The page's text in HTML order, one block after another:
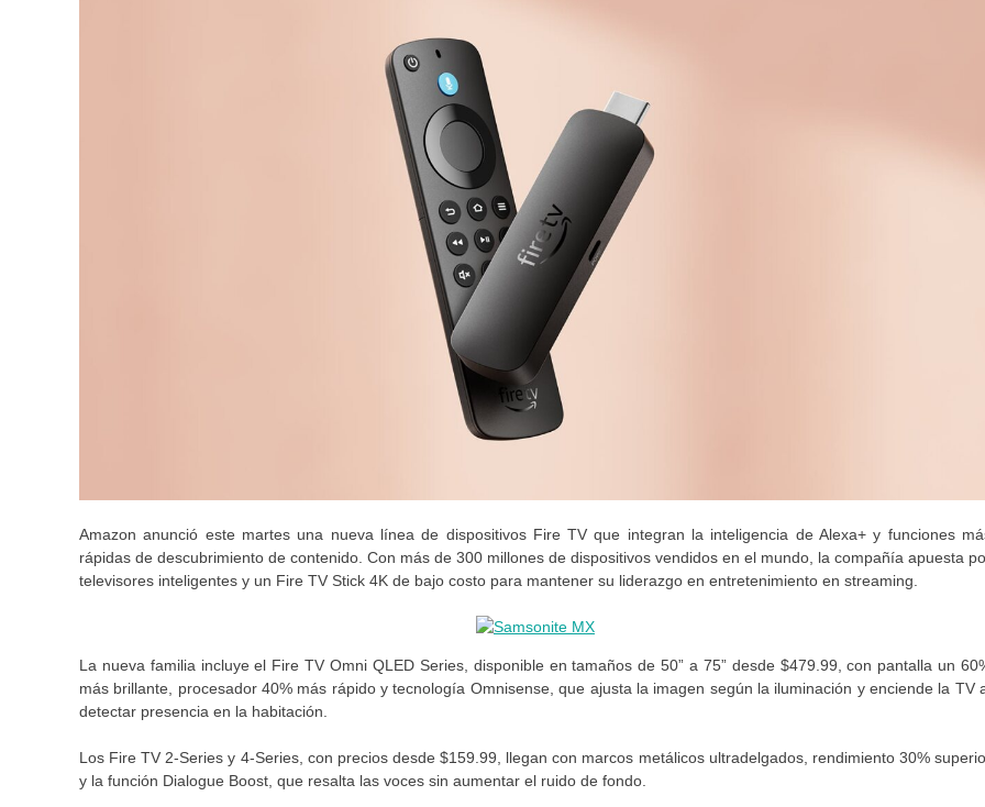
Amazon anunció este martes una nueva línea de dispositivos Fire TV que integran la inteligencia de Alexa+ y funciones
rápidas de descubrimiento de contenido. Con más de 300 millones de dispositivos vendidos en el mundo, la compañía apuesta
televisores inteligentes y un Fire TV Stick 4K de bajo costo para mantener su liderazgo en entretenimiento en streaming.
La nueva familia incluye el Fire TV Omni QLED Series, disponible en tamaños de 50” a 75” desde $479.99, con pantalla un
más brillante, procesador 40% más rápido y tecnología Omnisense, que ajusta la imagen según la iluminación y enciende la TV
detectar presencia en la habitación.
Los Fire TV 2-Series y 4-Series, con precios desde $159.99, llegan con marcos metálicos ultradelgados, rendimiento 30%
y la función Dialogue Boost, que resalta las voces sin aumentar el ruido de fondo.